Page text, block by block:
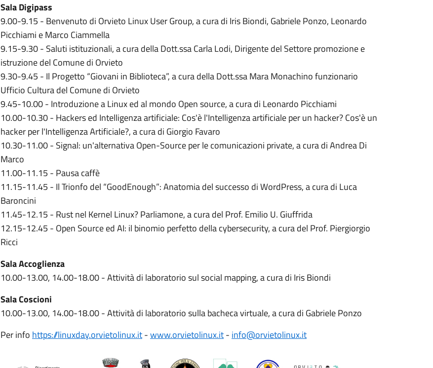
Sala Digipass
9.00-9.15 - Benvenuto di Orvieto Linux User Group, a cura di Iris Biondi, Gabriele Ponzo, Leonardo
Picchiami e Marco Ciammella
9.15-9.30 - Saluti istituzionali, a cura della Dott.ssa Carla Lodi, Dirigente del Settore promozione e
istruzione del Comune di Orvieto
9.30-9.45 - Il Progetto “Giovani in Biblioteca”, a cura della Dott.ssa Mara Monachino funzionario
Ufficio Cultura del Comune di Orvieto
9.45-10.00 - Introduzione a Linux ed al mondo Open source, a cura di Leonardo Picchiami
10.00-10.30 - Hackers ed Intelligenza artificiale: Cos'è l'Intelligenza artificiale per un hacker? Cos'è un
hacker per l'Intelligenza Artificiale?, a cura di Giorgio Favaro
10.30-11.00 - Signal: un'alternativa Open-Source per le comunicazioni private, a cura di Andrea Di
Marco
11.00-11.15 - Pausa caffè
11.15-11.45 - Il Trionfo del “GoodEnough”: Anatomia del successo di WordPress, a cura di Luca
Baroncini
11.45-12.15 - Rust nel Kernel Linux? Parliamone, a cura del Prof. Emilio U. Giuffrida
12.15-12.45 - Open Source ed AI: il binomio perfetto della cybersecurity, a cura del Prof. Piergiorgio
Ricci
Sala Accoglienza
10.00-13.00, 14.00-18.00 - Attività di laboratorio sul social mapping, a cura di Iris Biondi
Sala Coscioni
10.00-13.00, 14.00-18.00 - Attività di laboratorio sulla bacheca virtuale, a cura di Gabriele Ponzo
Per info https://linuxday.orvietolinux.it-www.orvietolinux.it- info@orvietolinux.it